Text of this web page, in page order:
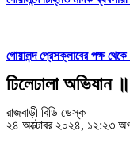
গোয়ালন্দ প্রেসক্লাবের পক্ষ
ঢিলেঢালা অভিযান
রাজবাড়ী বিডি ডেস্ক
২৪ অক্টোবর ২০২৪, ১২:২৩